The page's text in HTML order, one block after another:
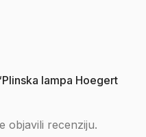
lampa Hoegert
objavili recenziju.